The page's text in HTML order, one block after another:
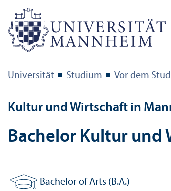
Universität Studium Vor dem
Kultur und Wirtschaft in
Bachelor Kultur und
Bachelor of Arts (B.A.)